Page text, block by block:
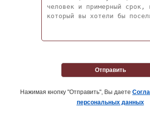
Отправить
Нажимая кнопку "Отправить", Вы даете
персональных данных